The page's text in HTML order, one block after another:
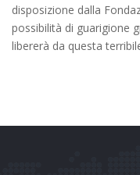
disposizione dalla
possibilità di guarigione
libererà da questa